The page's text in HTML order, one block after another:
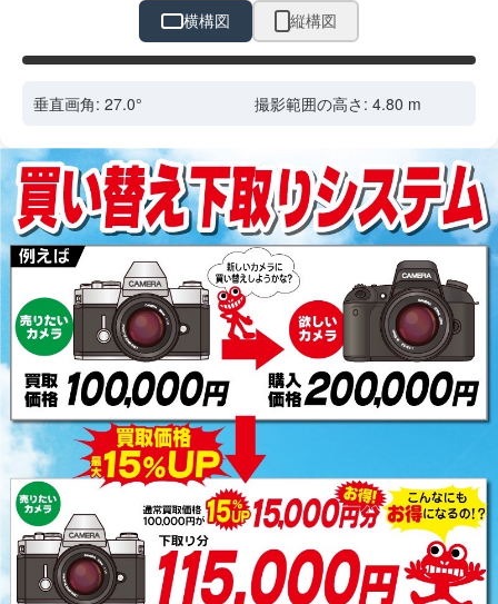
横構図
縦構図
ドラッグで位置調整
垂直画角: 27.0° 撮影範囲の高さ: 4.80 m